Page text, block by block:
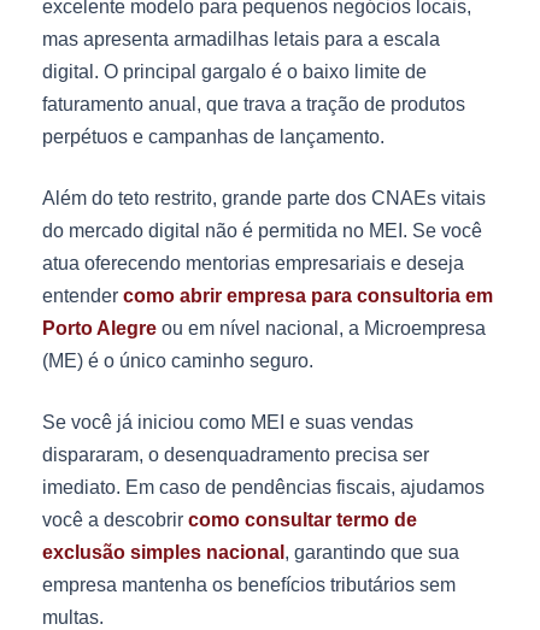
excelente modelo para pequenos negócios locais,
mas apresenta armadilhas letais para a escala
digital. O principal gargalo é o baixo limite de
faturamento anual, que trava a tração de produtos
perpétuos e campanhas de lançamento.
Além do teto restrito, grande parte dos CNAEs vitais
do mercado digital não é permitida no MEI. Se você
atua oferecendo mentorias empresariais e deseja
entender como abrir empresa para consultoria em
Porto Alegre ou em nível nacional, a Microempresa
(ME) é o único caminho seguro.
Se você já iniciou como MEI e suas vendas
dispararam, o desenquadramento precisa ser
imediato. Em caso de pendências fiscais, ajudamos
você a descobrir como consultar termo de
exclusão simples nacional , garantindo que sua
empresa mantenha os benefícios tributários sem
multas.